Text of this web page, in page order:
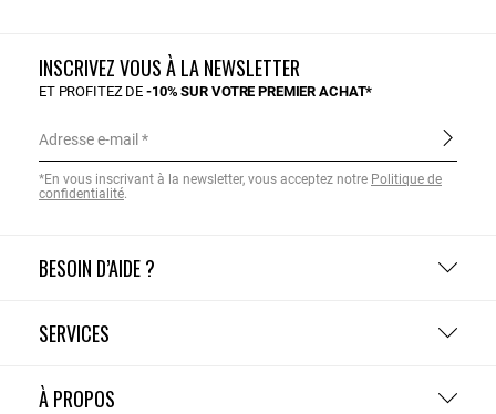
BESOIN D’AIDE ?
SERVICES
À PROPOS
INSCRIVEZ VOUS À LA NEWSLETTER
ET PROFITEZ DE-10% SUR VOTRE PREMIER ACHAT*
Adresse e-mail
*En vous inscrivant à la newsletter, vous acceptez notre Politique de
confidentialité.